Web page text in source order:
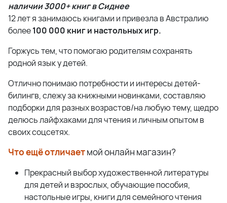
наличии 3000+ книг в Сиднее
12 лет я занимаюсь книгами и привезла в Австралию
более100 000 книг и настольных игр.
Горжусь тем, что помогаю родителям сохранять
родной язык у детей.
Отлично понимаю потребности и интересы детей-
билингв, слежу за книжными новинками, составляю
подборки для разных возрастов/на любую тему, щедро
делюсь лайфхаками для чтения и личным опытом в
своих соцсетях.
Что ещё отличаетмой онлайн магазин?
Прекрасный выбор художественной литературы
для детей и взрослых, обучающие пособия,
настольные игры, книги для семейного чтения